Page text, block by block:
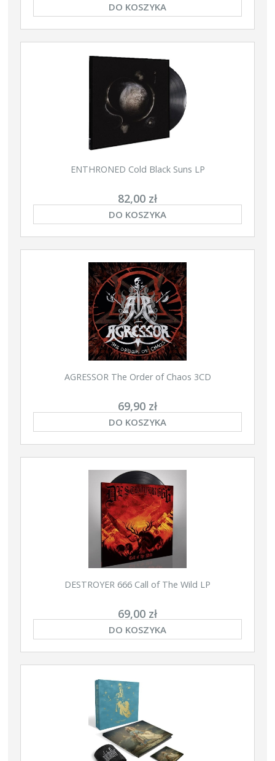
DO KOSZYKA
ENTHRONED Cold Black Suns LP
82,00 zł
DO KOSZYKA
AGRESSOR The Order of Chaos 3CD
69,90 zł
DO KOSZYKA
DESTROYER 666 Call of The Wild LP
69,00 zł
DO KOSZYKA